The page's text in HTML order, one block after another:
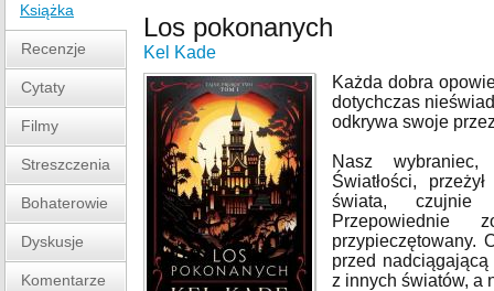
Książka
Recenzje
Cytaty
Filmy
Streszczenia
Bohaterowie
Dyskusje
Komentarze
Los pokonanych
Kel Kade
Każda dobra
dotychczas
odkrywa swoje
Nasz
Światłości,
świata, czujnie
przypieczętowany.
przed nadciągającą
z innych światów, a